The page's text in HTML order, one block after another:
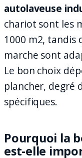
autolaveuse
chariot sont les
1000 m2, tandis
marche sont
Le bon choix
plancher, degré
spécifiques.
Pourquoi la
est-elle